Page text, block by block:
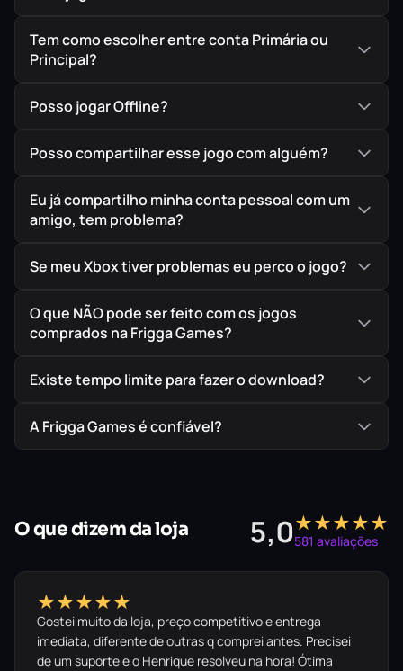
aparentemente sem importância. Forjando novas
alianças e enfrentando velhos inimigos, você se
envolverá com personagens intrigantes, usará astúcia e
inteligência para resolver enigmas ancestrais e
sobreviverá a um intenso quebra-cabeças.
AÇÃO DE ESTALAR O CHICOTE
O famoso chicote de Indiana ainda é a peça principal de
seu arsenal e pode ser usado para distrair, desarmar e
atacar inimigos. Mas ele não é só uma arma, é a
ferramenta mais importante de Indy para explorar o
ambiente. Passe por cima de rondas desatentas e escale
paredes enquanto cruza um mundo incrível. Combine
infiltração furtiva, combate corpo a corpo intenso e uso
de armas para enfrentar a ameaça inimiga e desvendar o
mistério.
O ESPÍRITO DA DESCOBERTA
Aventure-se em um jogo que mistura narrativa linear e
mapas de regiões abertas. Alimente o espírito de
exploração dentro de você e desenterre um mundo de
próxima peça do mistério… ou cobras. Por que tinha que
Tem como escolher entre conta Primária ou
Principal?
Posso jogar Offline?
Posso compartilhar esse jogo com alguém?
Eu já compartilho minha conta pessoal com um
amigo, tem problema?
Se meu Xbox tiver problemas eu perco o jogo?
O que NÃO pode ser feito com os jogos
comprados na Frigga Games?
Existe tempo limite para fazer o download?
A Frigga Games é confiável?
O que dizem da loja 5,0★★★★★
581 avaliações
★★★★★
Gostei muito da loja, preço competitivo e entrega
imediata, diferente de outras q comprei antes. Precisei
de um suporte e o Henrique resolveu na hora! Ótima